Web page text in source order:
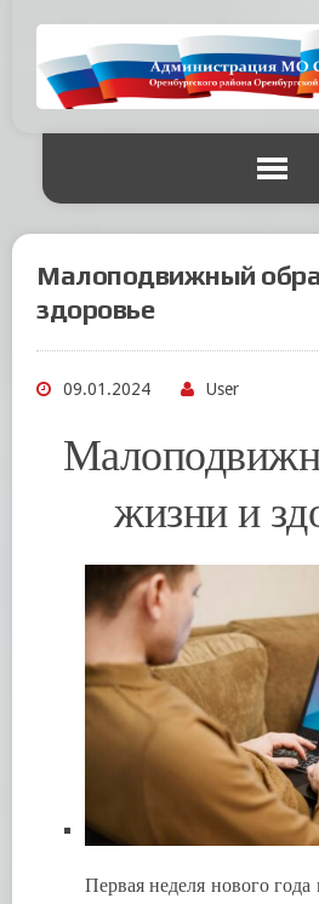
Малоподвижный
здоровье
09.01.2024 User
жизни и
Первая неделя нового